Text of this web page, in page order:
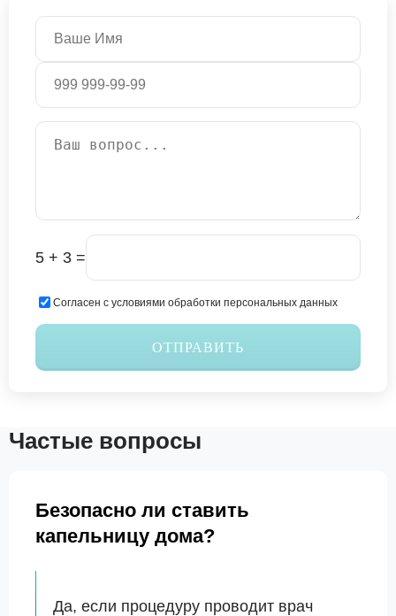
5 + 3 =
Согласен с условиями обработки персональных данных
ОТПРАВИТЬ
Частые вопросы
Безопасно ли ставить
капельницу дома?
Да, если процедуру проводит врач